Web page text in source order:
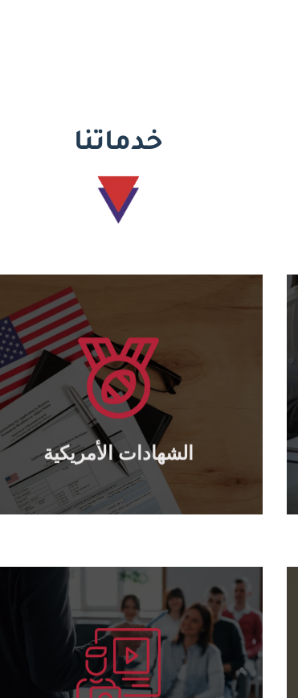
خدماتنا
الشهادات الأمريكية
الشهادات الأمريكية
منح شهادات أمريكية دولية وكود دولي
للدورات المختلفة....
يتعلم أكثر
يتعلم أكثر